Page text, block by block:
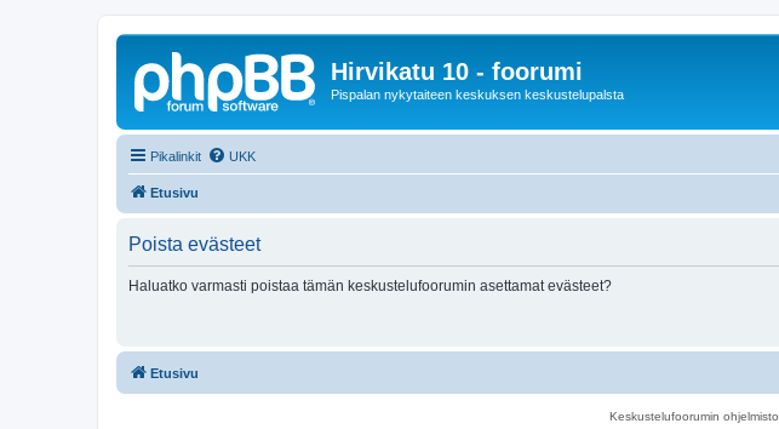
Hirvikatu 10 - foorumi
Pispalan nykytaiteen keskuksen keskustelupalsta
Pikalinkit UKK
Etusivu
Poista evästeet
Haluatko varmasti poistaa tämän keskustelufoorumin asettamat evästeet?
Etusivu
Keskustelufoorumin ohjelmisto